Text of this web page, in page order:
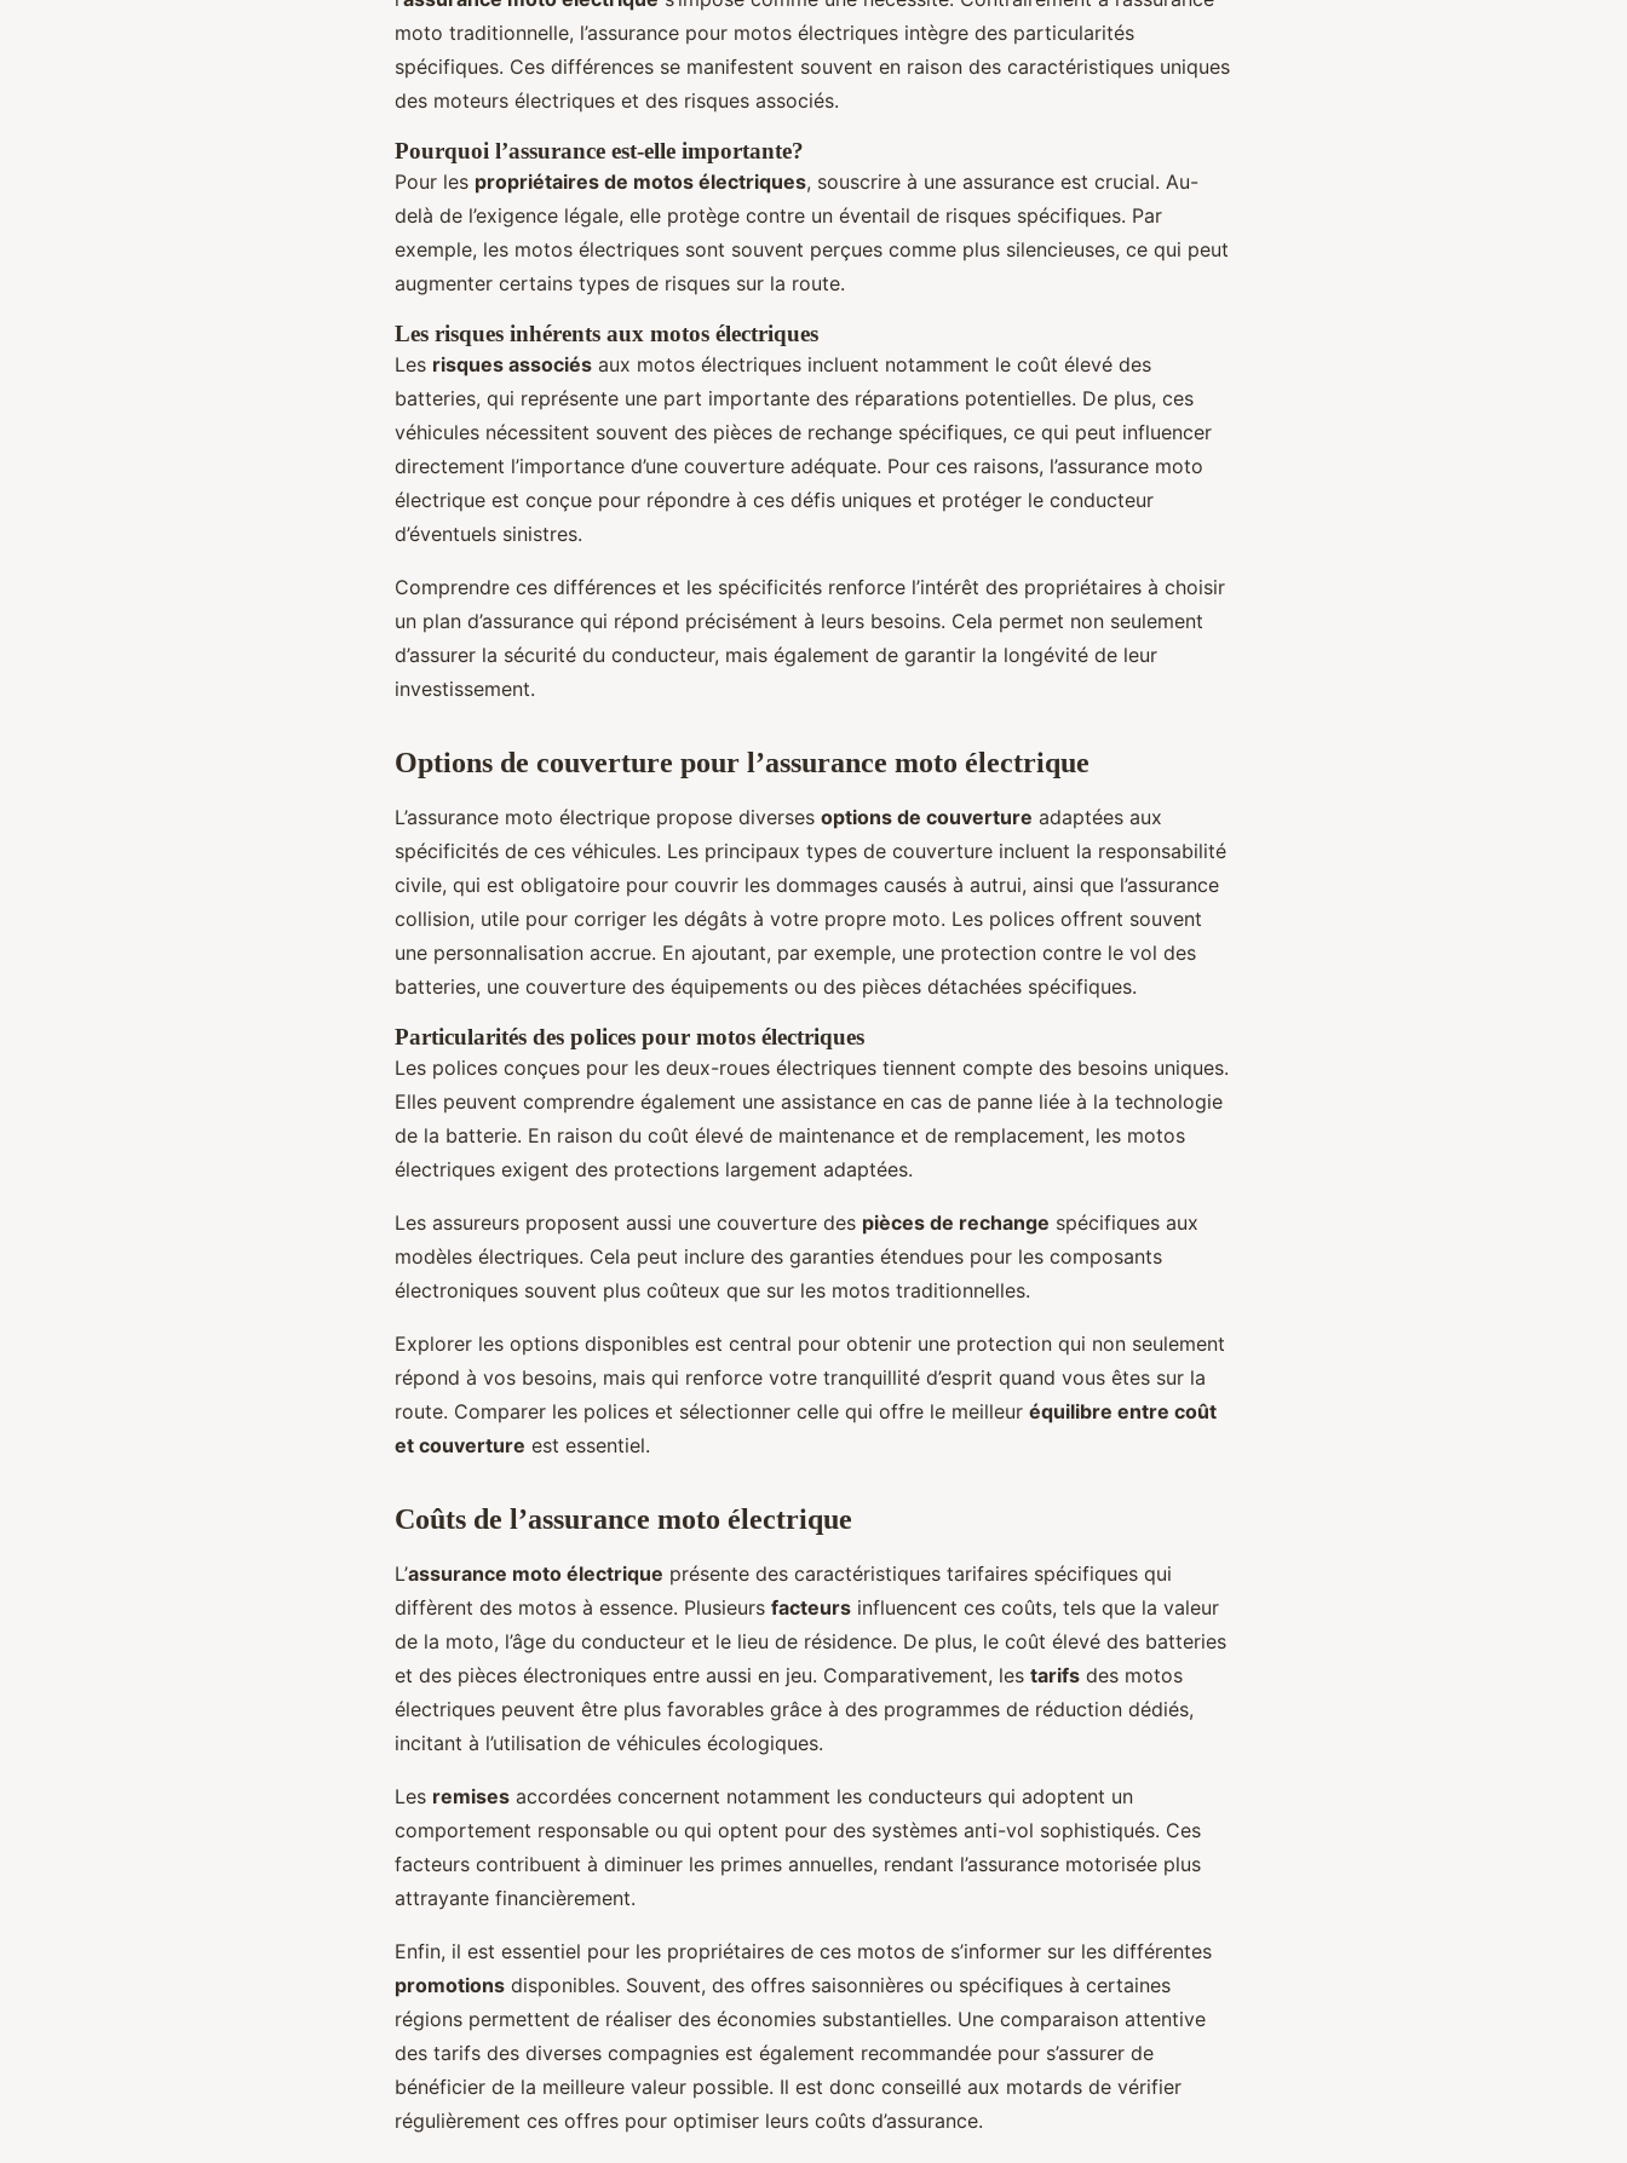
moto traditionnelle, l’assurance pour motos électriques intègre des particularités
spécifiques. Ces différences se manifestent souvent en raison des caractéristiques uniques
des moteurs électriques et des risques associés.
Pourquoi l’assurance est-elle importante?
Pour les propriétaires de motos électriques, souscrire à une assurance est crucial. Au-
delà de l’exigence légale, elle protège contre un éventail de risques spécifiques. Par
exemple, les motos électriques sont souvent perçues comme plus silencieuses, ce qui peut
augmenter certains types de risques sur la route.
Les risques inhérents aux motos électriques
Les risques associés aux motos électriques incluent notamment le coût élevé des
batteries, qui représente une part importante des réparations potentielles. De plus, ces
véhicules nécessitent souvent des pièces de rechange spécifiques, ce qui peut influencer
directement l’importance d’une couverture adéquate. Pour ces raisons, l’assurance moto
électrique est conçue pour répondre à ces défis uniques et protéger le conducteur
d’éventuels sinistres.
Comprendre ces différences et les spécificités renforce l’intérêt des propriétaires à choisir
un plan d’assurance qui répond précisément à leurs besoins. Cela permet non seulement
d’assurer la sécurité du conducteur, mais également de garantir la longévité de leur
investissement.
Options de couverture pour l’assurance moto électrique
L’assurance moto électrique propose diverses options de couverture adaptées aux
spécificités de ces véhicules. Les principaux types de couverture incluent la responsabilité
civile, qui est obligatoire pour couvrir les dommages causés à autrui, ainsi que l’assurance
collision, utile pour corriger les dégâts à votre propre moto. Les polices offrent souvent
une personnalisation accrue. En ajoutant, par exemple, une protection contre le vol des
batteries, une couverture des équipements ou des pièces détachées spécifiques.
Particularités des polices pour motos électriques
Les polices conçues pour les deux-roues électriques tiennent compte des besoins uniques.
Elles peuvent comprendre également une assistance en cas de panne liée à la technologie
de la batterie. En raison du coût élevé de maintenance et de remplacement, les motos
électriques exigent des protections largement adaptées.
Les assureurs proposent aussi une couverture des pièces de rechange spécifiques aux
modèles électriques. Cela peut inclure des garanties étendues pour les composants
électroniques souvent plus coûteux que sur les motos traditionnelles.
Explorer les options disponibles est central pour obtenir une protection qui non seulement
répond à vos besoins, mais qui renforce votre tranquillité d’esprit quand vous êtes sur la
route. Comparer les polices et sélectionner celle qui offre le meilleur équilibre entre coût
et couverture est essentiel.
Coûts de l’assurance moto électrique
L’assurance moto électrique présente des caractéristiques tarifaires spécifiques qui
diffèrent des motos à essence. Plusieurs facteurs influencent ces coûts, tels que la valeur
de la moto, l’âge du conducteur et le lieu de résidence. De plus, le coût élevé des batteries
et des pièces électroniques entre aussi en jeu. Comparativement, les tarifs des motos
électriques peuvent être plus favorables grâce à des programmes de réduction dédiés,
incitant à l’utilisation de véhicules écologiques.
Les remises accordées concernent notamment les conducteurs qui adoptent un
comportement responsable ou qui optent pour des systèmes anti-vol sophistiqués. Ces
facteurs contribuent à diminuer les primes annuelles, rendant l’assurance motorisée plus
attrayante financièrement.
Enfin, il est essentiel pour les propriétaires de ces motos de s’informer sur les différentes
promotions disponibles. Souvent, des offres saisonnières ou spécifiques à certaines
régions permettent de réaliser des économies substantielles. Une comparaison attentive
des tarifs des diverses compagnies est également recommandée pour s’assurer de
bénéficier de la meilleure valeur possible. Il est donc conseillé aux motards de vérifier
régulièrement ces offres pour optimiser leurs coûts d’assurance.